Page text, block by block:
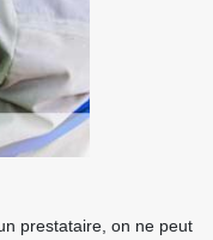
prestataire, on ne peut